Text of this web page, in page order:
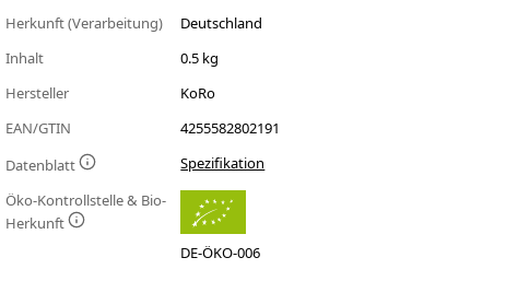
Herkunft (Verarbeitung)
Deutschland
Inhalt
0.5 kg
Hersteller
KoRo
EAN/GTIN
4255582802191
Datenblatt
Spezifikation
Öko-Kontrollstelle & Bio-
Herkunft
DE-ÖKO-006